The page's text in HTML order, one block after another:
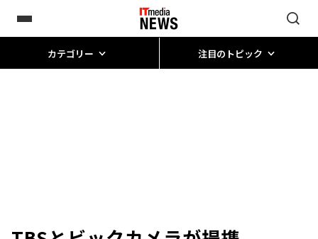
カテゴリー 注目のトピック